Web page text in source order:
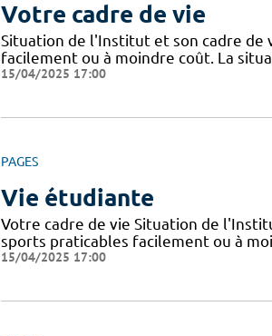
Votre cadre de vie
Situation de l'Institut et son cadre de
facilement ou à moindre coût. La
15/04/2025 17:00
PAGES
Vie étudiante
Votre cadre de vie Situation de
sports praticables facilement ou à
15/04/2025 17:00